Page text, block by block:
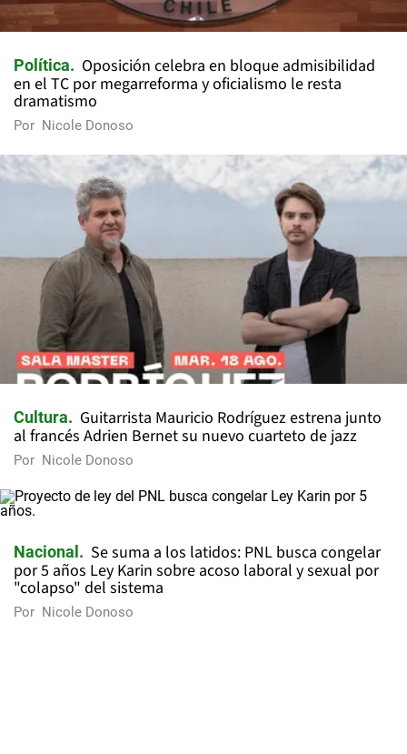
Política
Oposición celebra en bloque admisibilidad
en el TC por megarreforma y oficialismo le resta
dramatismo
Por Nicole Donoso
Cultura
Guitarrista Mauricio Rodríguez estrena junto
al francés Adrien Bernet su nuevo cuarteto de jazz
Por Nicole Donoso
Nacional
Se suma a los latidos: PNL busca congelar
por 5 años Ley Karin sobre acoso laboral y sexual por
"colapso" del sistema
Por Nicole Donoso